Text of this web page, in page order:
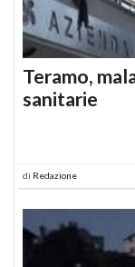
Teramo,
sanitarie
di Redazione